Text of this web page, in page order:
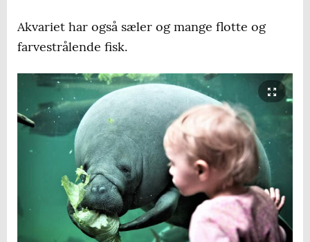
Akvariet har også sæler og mange flotte og
farvestrålende fisk.